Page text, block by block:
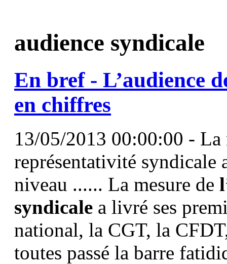
audience syndicale
En bref - L’audience
en chiffres
13/05/2013 00:00:00 - La
représentativité syndicale
niveau ...... La mesure de
syndicale a livré ses
national, la CGT, la
toutes passé la barre